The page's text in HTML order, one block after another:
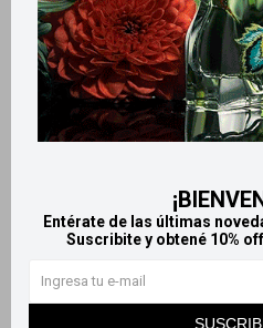
Entérate de las últimas
Suscribite y obtené 10%
LlegaMAÑANA
Colágeno Genacol
$ 1.790